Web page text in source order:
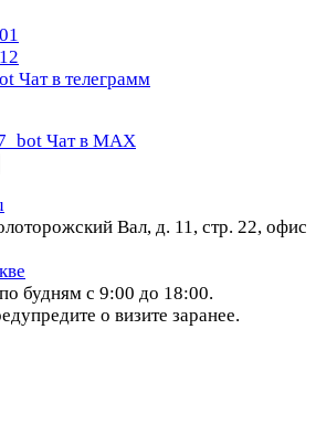
Чат в телеграмм
Чат в МАХ
Вал, д. 11, стр. 22, офис
будням с 9:00 до 18:00.
о визите заранее.